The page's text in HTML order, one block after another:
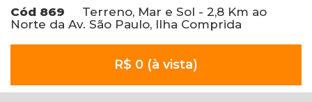
Cód 869 Terreno, Mar e Sol - 2,8 Km ao
Norte da Av. São Paulo, Ilha Comprida
R$ 0 (à vista)